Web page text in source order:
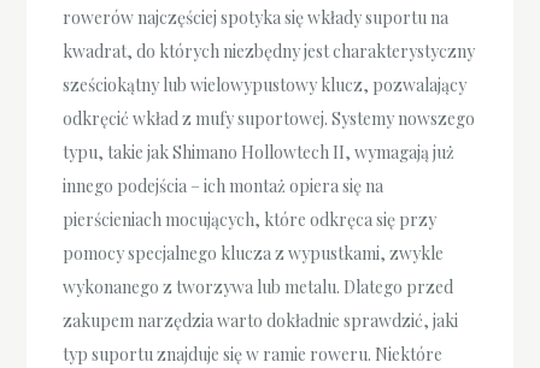
rowerów najczęściej spotyka się wkłady suportu na
kwadrat, do których niezbędny jest charakterystyczny
sześciokątny lub wielowypustowy klucz, pozwalający
odkręcić wkład z mufy suportowej. Systemy nowszego
typu, takie jak Shimano Hollowtech II, wymagają już
innego podejścia – ich montaż opiera się na
pierścieniach mocujących, które odkręca się przy
pomocy specjalnego klucza z wypustkami, zwykle
wykonanego z tworzywa lub metalu. Dlatego przed
zakupem narzędzia warto dokładnie sprawdzić, jaki
typ suportu znajduje się w ramie roweru. Niektóre